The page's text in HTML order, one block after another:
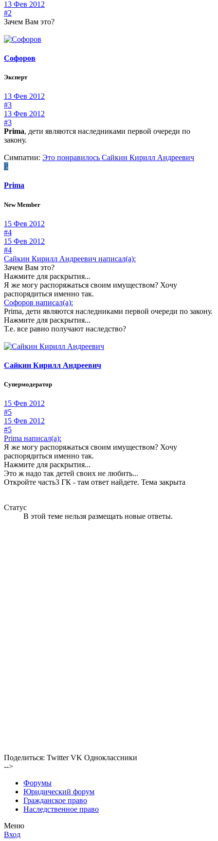
13 Фев 2012
#2
Зачем Вам это?
Софоров
Эксперт
13 Фев 2012
#3
13 Фев 2012
#3
Prima, дети являются наследниками первой очереди по
закону.
Симпатии: Это понравилось Сайкин Кирилл Андреевич
P
Prima
New Member
15 Фев 2012
#4
15 Фев 2012
#4
Сайкин Кирилл Андреевич написал(а):
Зачем Вам это?
Нажмите для раскрытия...
Я же могу распоряжаться своим имуществом? Хочу
распорядиться именно так.
Софоров написал(а):
Prima, дети являются наследниками первой очереди по закону.
Нажмите для раскрытия...
Т.е. все равно получают наследство?
Сайкин Кирилл Андреевич
Супермодератор
15 Фев 2012
#5
15 Фев 2012
#5
Prima написал(а):
Я же могу распоряжаться своим имуществом? Хочу
распорядиться именно так.
Нажмите для раскрытия...
Это ж надо так детей своих не любить...
Откройте часть3 ГК - там ответ найдете. Тема закрыта
Статус
В этой теме нельзя размещать новые ответы.
Поделиться: Twitter VK Одноклассники
-->
Форумы
Юридический форум
Гражданское право
Наследственное право
Меню
Вход